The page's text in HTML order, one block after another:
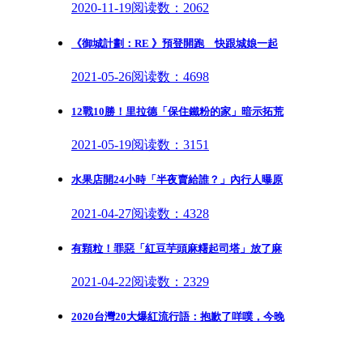
2020-11-19阅读数：2062
《御城計劃：RE 》預登開跑 快跟城娘一起
2021-05-26阅读数：4698
12戰10勝！里拉德「保住鐵粉的家」暗示拓荒
2021-05-19阅读数：3151
水果店開24小時「半夜賣給誰？」內行人曝原
2021-04-27阅读数：4328
有顆粒！罪惡「紅豆芋頭麻糬起司塔」放了麻
2021-04-22阅读数：2329
2020台灣20大爆紅流行語：抱歉了咩噗，今晚